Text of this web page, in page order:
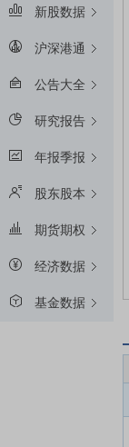
新股数据
沪深港通
公告大全
研究报告
年报季报
股东股本
期货期权
经济数据
基金数据